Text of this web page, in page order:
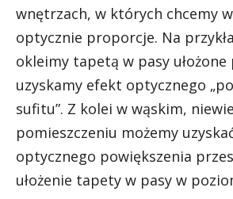
wnętrzach, w których chcemy
optycznie proporcje. Na
okleimy tapetą w pasy ułożone
uzyskamy efekt optycznego
sufitu”. Z kolei w wąskim,
pomieszczeniu możemy
optycznego powiększenia
ułożenie tapety w pasy w